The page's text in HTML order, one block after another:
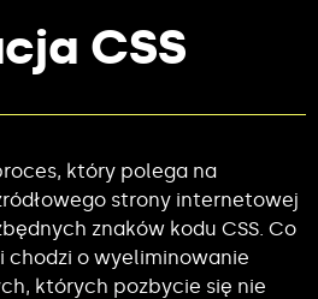
CSS
który polega na
strony internetowej
znaków kodu CSS. Co
chodzi o wyeliminowanie
których pozbycie się nie